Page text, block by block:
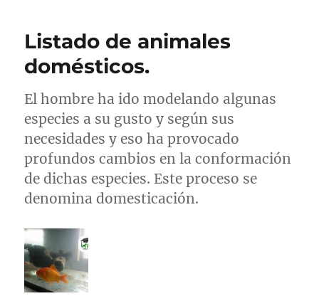
Listado de animales
domésticos.
El hombre ha ido modelando algunas
especies a su gusto y según sus
necesidades y eso ha provocado
profundos cambios en la conformación
de dichas especies. Este proceso se
denomina domesticación.